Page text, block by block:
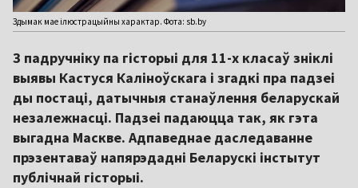
Здымак мае ілюстрацыйны характар. Фота: sb.by
З падручніку па гісторыі для 11-х класаў зніклі
выявы Кастуся Каліноўскага і згадкі пра падзеі
ды постаці, датычныя станаўлення беларускай
незалежнасці. Падзеі падаюцца так, як гэта
выгадна Маскве. Адпаведнае даследаванне
прэзентаваў напярэдадні Беларускі інстытут
публічнай гісторыі.